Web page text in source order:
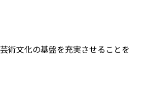
術文化の基盤を充実させることを